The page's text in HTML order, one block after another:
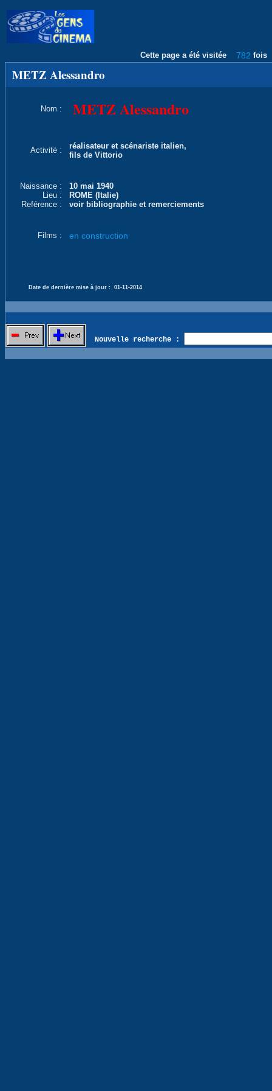
Cette page a été visitée 782 fois
METZ Alessandro
Nom : METZ Alessandro
Activité :
réalisateur et scénariste italien,
fils de Vittorio
Naissance :
10 mai 1940
Lieu :
ROME (Italie)
Reférence :
voir bibliographie et remerciements
Films : en construction
Date de dernière mise à jour : 01-11-2014
Nouvelle recherche :